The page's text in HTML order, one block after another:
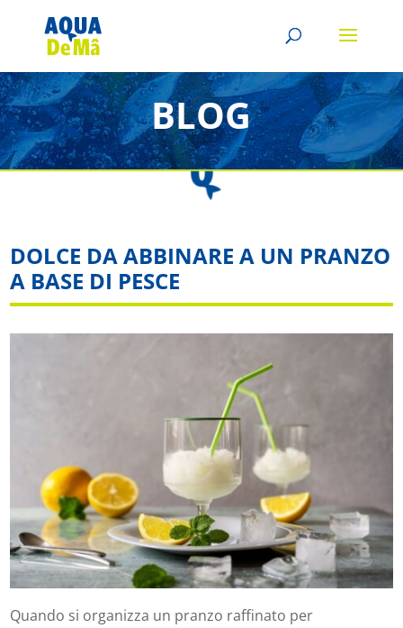
BLOG
DOLCE DA ABBINARE A UN PRANZO
A BASE DI PESCE
Quando si organizza un pranzo raffinato per